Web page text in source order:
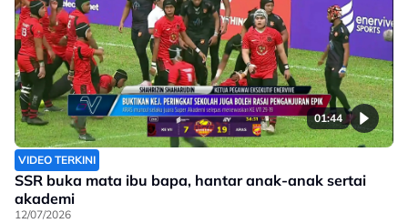
01:44
VIDEO TERKINI
SSR buka mata ibu bapa, hantar anak-anak sertai
akademi
12/07/2026